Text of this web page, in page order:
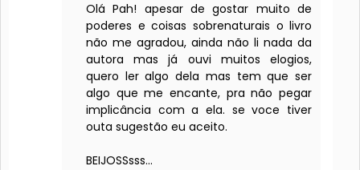
Olá Pah! apesar de gostar muito de
poderes e coisas sobrenaturais o livro
não me agradou, ainda não li nada da
autora mas já ouvi muitos elogios,
quero ler algo dela mas tem que ser
algo que me encante, pra não pegar
implicância com a ela. se voce tiver
outa sugestão eu aceito.
BEIJOSSsss...